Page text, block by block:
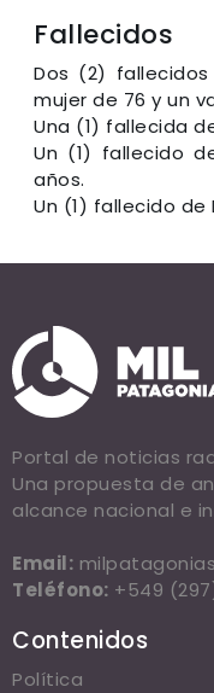
Fallecidos
Dos (2)
mujer de 76 y un
Una (1) fallecida
Un (1) fallecido
años.
Un (1) fallecido de
Portal de noticias
Una propuesta de
alcance nacional e
Email:
Teléfono: +549
Contenidos
Política